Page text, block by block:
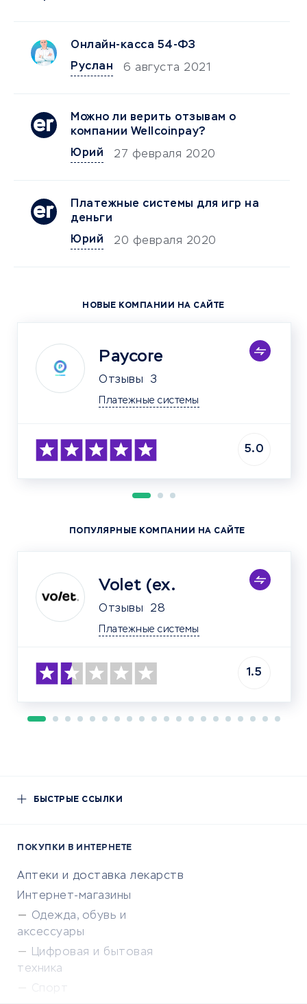
Онлайн-касса 54-ФЗ
Руслан
6 августа 2021
Можно ли верить отзывам о
компании Wellcoinpay?
Юрий
27 февраля 2020
Платежные системы для игр на
деньги
Юрий
20 февраля 2020
НОВЫЕ КОМПАНИИ НА САЙТЕ
Paycore
Отзывы 3
Платежные системы
5.0
ПОПУЛЯРНЫЕ КОМПАНИИ НА САЙТЕ
Volet (ex.
Отзывы 28
Платежные системы
1.5
БЫСТРЫЕ ССЫЛКИ
ПОКУПКИ В ИНТЕРНЕТЕ
Аптеки и доставка лекарств
Интернет-магазины
Одежда, обувь и
аксессуары
Цифровая и бытовая
техника
Спорт